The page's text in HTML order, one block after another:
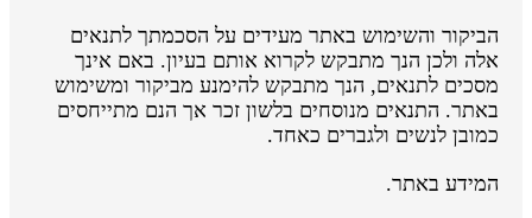
הביקור והשימוש באתר מעידים על הסכמתך לתנאים
אלה ולכן הנך מתבקש לקרוא אותם בעיון. באם אינך
מסכים לתנאים, הנך מתבקש להימנע מביקור ומשימוש
באתר. התנאים מנוסחים בלשון זכר אך הנם מתייחסים
כמובן לנשים ולגברים כאחד.
המידע באתר.